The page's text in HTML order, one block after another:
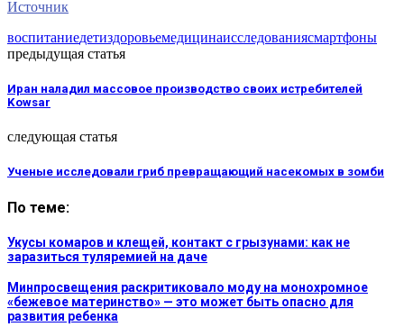
Источник
воспитаниедетиздоровьемедицинаисследованиясмартфоны
предыдущая статья
Иран наладил массовое производство своих истребителей
Kowsar
следующая статья
Ученые исследовали гриб превращающий насекомых в зомби
По теме:
Укусы комаров и клещей, контакт с грызунами: как не
заразиться туляремией на даче
Минпросвещения раскритиковало моду на монохромное
«бежевое материнство» — это может быть опасно для
развития ребенка